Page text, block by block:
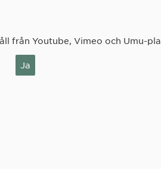
från Youtube, Vimeo och Umu-
Ja